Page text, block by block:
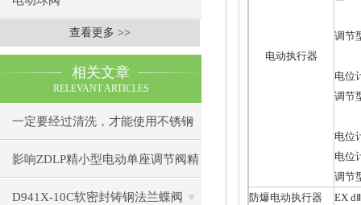
查看更多 >>
相关文章
RELEVANT ARTICLES
一定要经过清洗，才能使用不锈钢
电动闸阀
影响ZDLP精小型电动单座调节阀精
度的因素
D941X-10C软密封铸钢法兰蝶阀
电动执行器
调节
电位
调节
电位
电位
调节
防爆电动执行器
EX